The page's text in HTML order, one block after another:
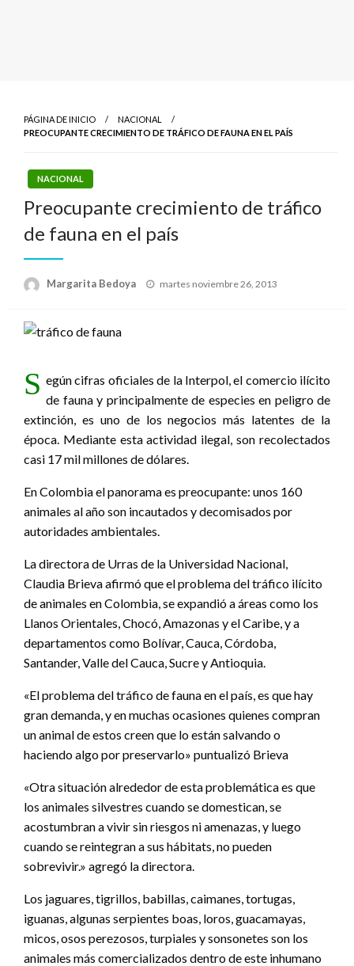
PÁGINA DE INICIO
NACIONAL
PREOCUPANTE CRECIMIENTO DE TRÁFICO DE FAUNA EN EL PAÍS
NACIONAL
Preocupante crecimiento de tráfico
de fauna en el país
Margarita Bedoya
Publicado
martes noviembre 26, 2013
S egún cifras oficiales de la Interpol, el comercio ilícito
de fauna y principalmente de especies en peligro de
extinción, es uno de los negocios más latentes de la
época. Mediante esta actividad ilegal, son recolectados
casi 17 mil millones de dólares.
En Colombia el panorama es preocupante: unos 160
animales al año son incautados y decomisados por
autoridades ambientales.
La directora de Urras de la Universidad Nacional,
Claudia Brieva afirmó que el problema del tráfico ilícito
de animales en Colombia, se expandió a áreas como los
Llanos Orientales, Chocó, Amazonas y el Caribe, y a
departamentos como Bolívar, Cauca, Córdoba,
Santander, Valle del Cauca, Sucre y Antioquia.
«El problema del tráfico de fauna en el país, es que hay
gran demanda, y en muchas ocasiones quienes compran
un animal de estos creen que lo están salvando o
haciendo algo por preservarlo» puntualizó Brieva
«Otra situación alrededor de esta problemática es que
los animales silvestres cuando se domestican, se
acostumbran a vivir sin riesgos ni amenazas, y luego
cuando se reintegran a sus hábitats, no pueden
sobrevivir.» agregó la directora.
Los jaguares, tigrillos, babillas, caimanes, tortugas,
iguanas, algunas serpientes boas, loros, guacamayas,
micos, osos perezosos, turpiales y sonsonetes son los
animales más comercializados dentro de este inhumano